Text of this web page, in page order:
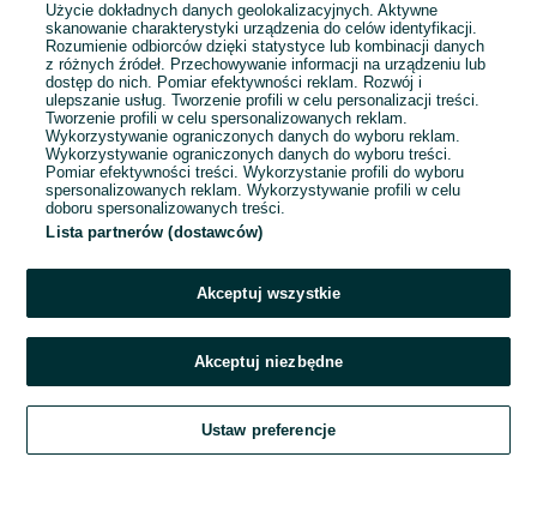
1 2 3 4 5
Zadzwoń / SMS
Szukaj Obserwujesz Dodaj Czat Konto
Użycie dokładnych danych geolokalizacyjnych. Aktywne
skanowanie charakterystyki urządzenia do celów identyfikacji.
Rozumienie odbiorców dzięki statystyce lub kombinacji danych
z różnych źródeł. Przechowywanie informacji na urządzeniu lub
dostęp do nich. Pomiar efektywności reklam. Rozwój i
ulepszanie usług. Tworzenie profili w celu personalizacji treści.
Tworzenie profili w celu spersonalizowanych reklam.
Wykorzystywanie ograniczonych danych do wyboru reklam.
Wykorzystywanie ograniczonych danych do wyboru treści.
Pomiar efektywności treści. Wykorzystanie profili do wyboru
spersonalizowanych reklam. Wykorzystywanie profili w celu
doboru spersonalizowanych treści.
Lista partnerów (dostawców)
Akceptuj wszystkie
Akceptuj niezbędne
Ustaw preferencje